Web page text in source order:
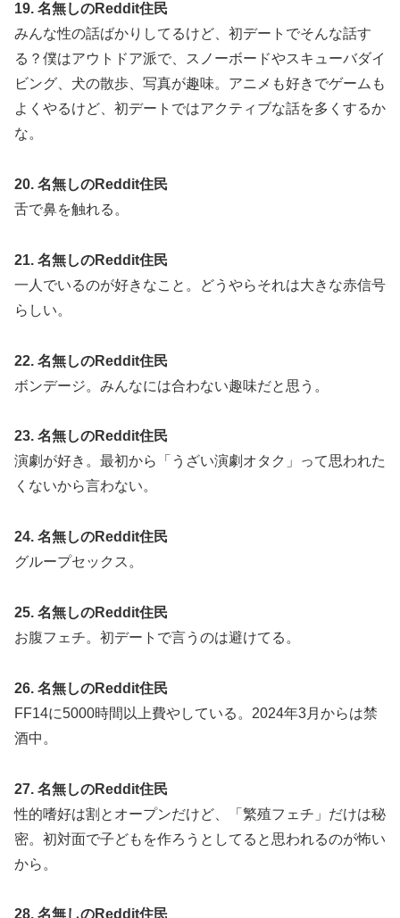
19. 名無しのReddit住民
みんな性の話ばかりしてるけど、初デートでそんな話す
る？僕はアウトドア派で、スノーボードやスキューバダイ
ビング、犬の散歩、写真が趣味。アニメも好きでゲームも
よくやるけど、初デートではアクティブな話を多くするか
な。
20. 名無しのReddit住民
舌で鼻を触れる。
21. 名無しのReddit住民
一人でいるのが好きなこと。どうやらそれは大きな赤信号
らしい。
22. 名無しのReddit住民
ボンデージ。みんなには合わない趣味だと思う。
23. 名無しのReddit住民
演劇が好き。最初から「うざい演劇オタク」って思われた
くないから言わない。
24. 名無しのReddit住民
グループセックス。
25. 名無しのReddit住民
お腹フェチ。初デートで言うのは避けてる。
26. 名無しのReddit住民
FF14に5000時間以上費やしている。2024年3月からは禁
酒中。
27. 名無しのReddit住民
性的嗜好は割とオープンだけど、「繁殖フェチ」だけは秘
密。初対面で子どもを作ろうとしてると思われるのが怖い
から。
28. 名無しのReddit住民